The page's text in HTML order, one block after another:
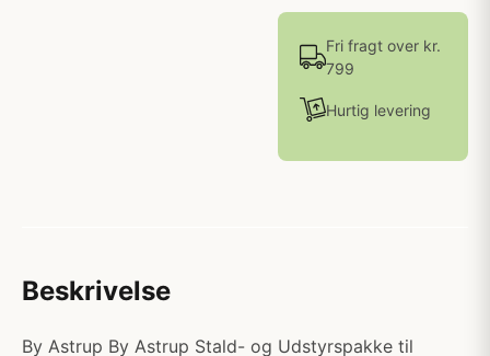
Fri fragt over kr.
799
Hurtig levering
Beskrivelse
By Astrup By Astrup Stald- og Udstyrspakke til